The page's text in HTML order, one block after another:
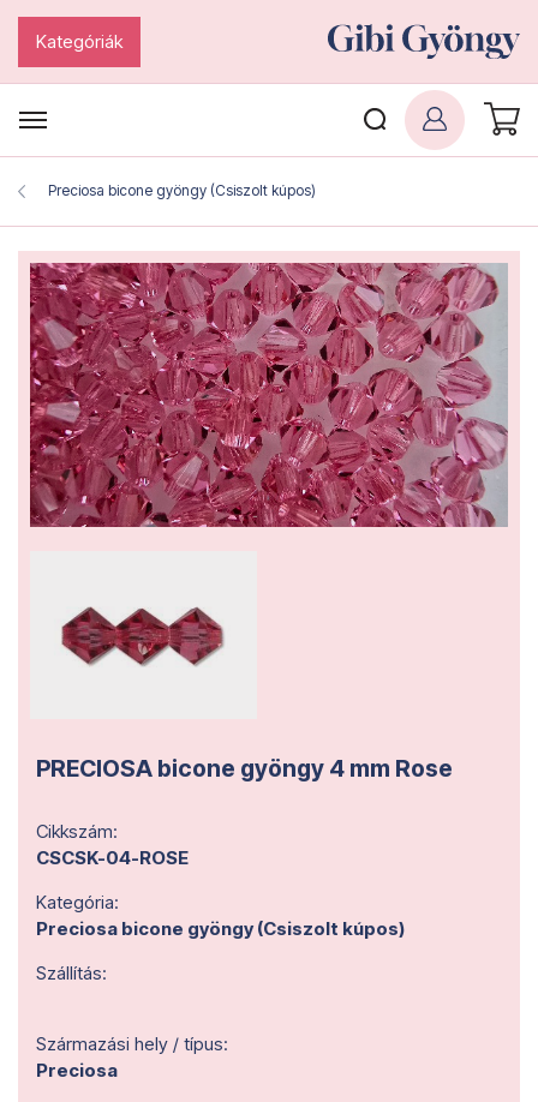
Kategóriák
Preciosa bicone gyöngy (Csiszolt kúpos)
PRECIOSA bicone gyöngy 4 mm Rose
Cikkszám:
CSCSK-04-ROSE
Kategória:
Preciosa bicone gyöngy (Csiszolt kúpos)
Szállítás:
Származási hely / típus:
Preciosa